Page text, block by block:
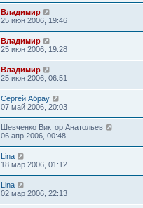
Владимир
25 июн 2006, 19:46
Владимир
25 июн 2006, 19:28
Владимир
25 июн 2006, 06:51
Сергей Абрау
07 май 2006, 20:03
Шевченко Виктор Анатольев
06 апр 2006, 00:48
Lina
18 мар 2006, 01:12
Lina
02 мар 2006, 22:13